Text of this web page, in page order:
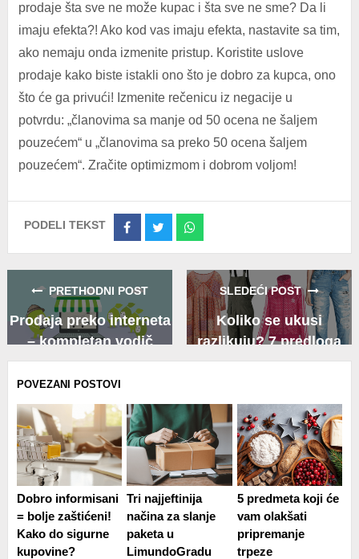
prodaje šta sve ne može kupac i šta sve ne sme? Da li
imaju efekta?! Ako kod vas imaju efekta, nastavite sa tim,
ako nemaju onda izmenite pristup. Koristite uslove
prodaje kako biste istakli ono što je dobro za kupca, ono
što će ga privući! Izmenite rečenicu iz negacije u
potvrdu: „članovima sa manje od 50 ocena ne šaljem
pouzećem“ u „članovima sa preko 50 ocena šaljem
pouzećem“. Zračite optimizmom i dobrom voljom!
PODELI TEKST
Share
Facebook
Share
Twitter
Share
Whatsapp
PRETHODNI POST
Prodaja preko interneta
– kompletan vodič
SLEDEĆI POST
Koliko se ukusi
razlikuju? 7 predloga
po 10.000 dinara
POVEZANI POSTOVI
Dobro informisani
= bolje zaštićeni!
Kako do sigurne
kupovine?
Tri najjeftinija
načina za slanje
paketa u
LimundoGradu
5 predmeta koji će
vam olakšati
pripremanje
trpeze